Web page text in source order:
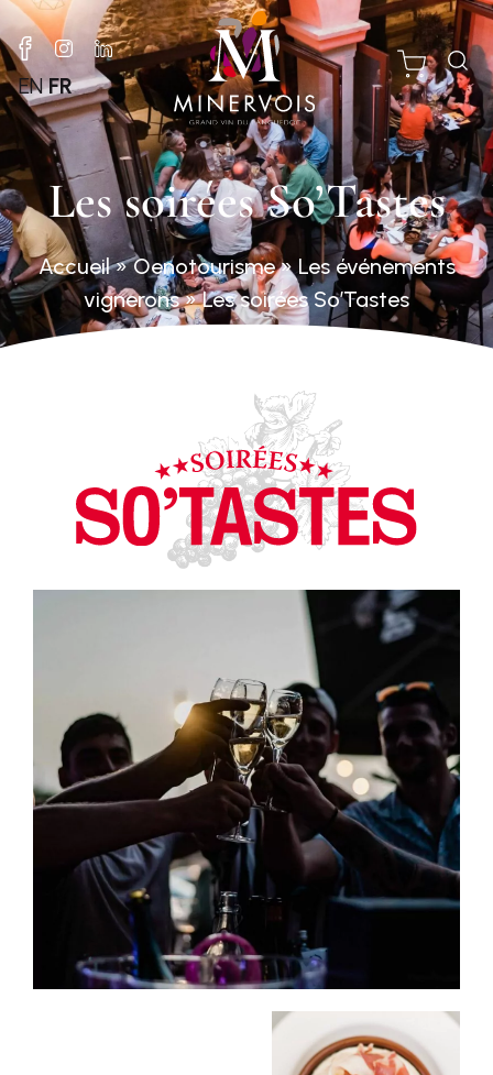
EN FR
Les soirées So’Tastes
Accueil»Oenotourisme»Les événements
vignerons»Les soirées So’Tastes